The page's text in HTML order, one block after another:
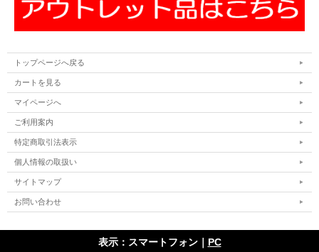
トップページへ戻る
カートを見る
マイページへ
ご利用案内
特定商取引法表示
個人情報の取扱い
サイトマップ
お問い合わせ
表示：スマートフォン｜ PC